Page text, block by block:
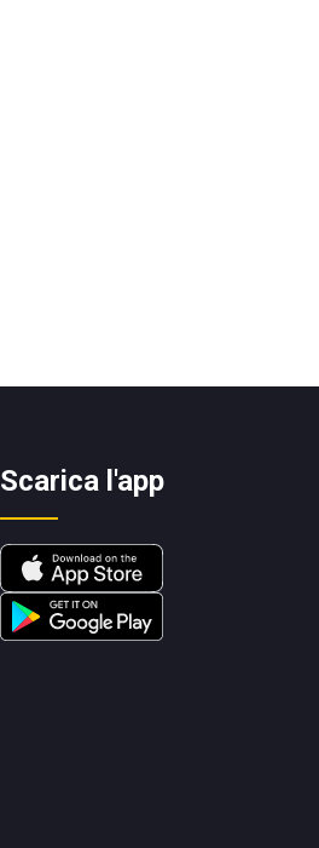
Scarica l'app